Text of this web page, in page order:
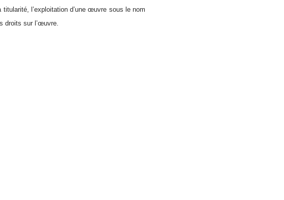
l’exploitation d’une œuvre sous le nom
droits sur l’œuvre.